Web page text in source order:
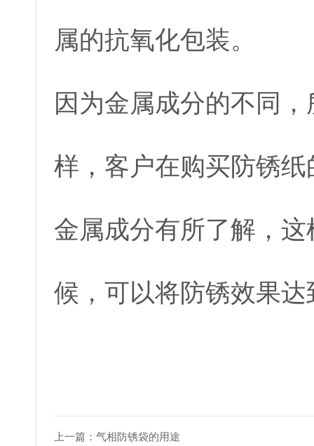
属的抗氧化包装。
因为金属成分的不同
样，客户在购买防锈
金属成分有所了解，
候，可以将防锈效果达
上一篇：气相防锈袋的用途